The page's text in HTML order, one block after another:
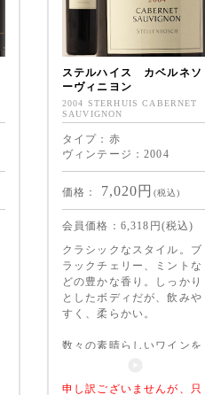
ステルハイス カベルネソ
ーヴィニヨン
2004 STERHUIS CABERNET
SAUVIGNON
タイプ：赤
ヴィンテージ：2004
価格： 7,020 円 (税込)
会員価格： 6,318 円(税込)
クラシックなスタイル。ブ
ラックチェリー、ミントな
どの豊かな香り。しっかり
としたボディだが、飲みや
すく、柔らかい。
数々の素晴らしいワインを
申し訳ございませんが、只